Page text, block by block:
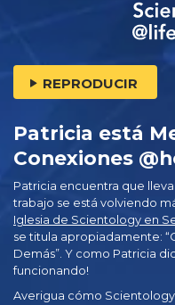
REPRODUCIR
Patricia está
Conexiones
Patricia encuentra que
trabajo se está volviendo
Iglesia de Scientology en
se titula apropiadamente:
Demás”. Y como Patricia
funcionando!
Averigua cómo